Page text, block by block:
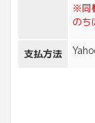
※同
のち
支払方法